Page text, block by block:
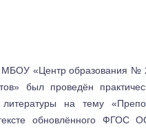
МБОУ «Центр образования №
был проведён
на тему
обновлённого ФГОС